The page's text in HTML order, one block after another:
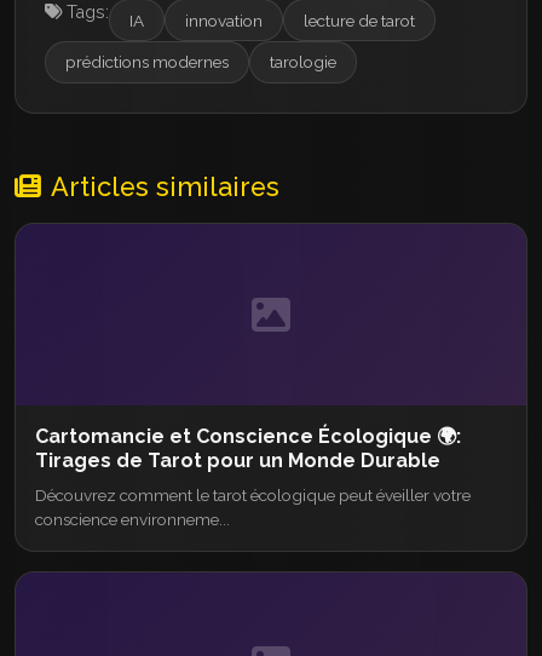
Tags: IA innovation lecture de tarot
prédictions modernes tarologie
Articles similaires
Cartomancie et Conscience Écologique 🌍:
Tirages de Tarot pour un Monde Durable
Découvrez comment le tarot écologique peut éveiller votre
conscience environneme...